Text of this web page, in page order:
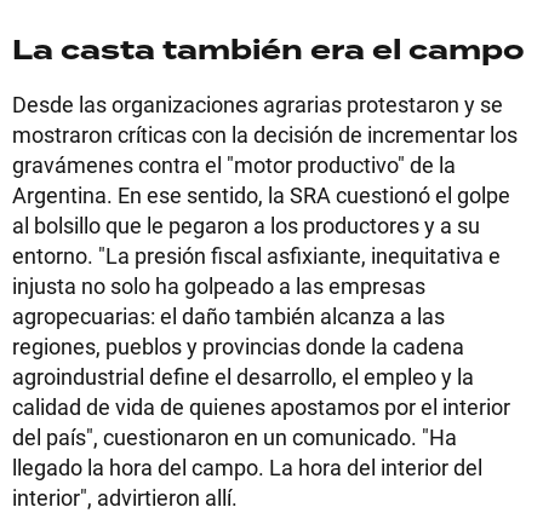
La casta también era el campo
Desde las organizaciones agrarias protestaron y se
mostraron críticas con la decisión de incrementar los
gravámenes contra el "motor productivo" de la
Argentina. En ese sentido, la SRA cuestionó el golpe
al bolsillo que le pegaron a los productores y a su
entorno. "La presión fiscal asfixiante, inequitativa e
injusta no solo ha golpeado a las empresas
agropecuarias: el daño también alcanza a las
regiones, pueblos y provincias donde la cadena
agroindustrial define el desarrollo, el empleo y la
calidad de vida de quienes apostamos por el interior
del país", cuestionaron en un comunicado. "Ha
llegado la hora del campo. La hora del interior del
interior", advirtieron allí.